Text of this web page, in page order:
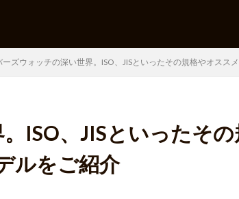
ーズウォッチの深い世界。ISO、JISといったその規格やオスス
ISO、JISといったそ
ルをご紹介